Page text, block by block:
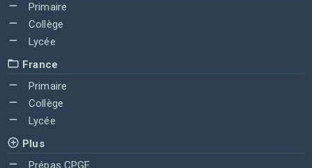
Primaire
Collège
Lycée
France
Primaire
Collège
Lycée
Plus
Prépas CPGE